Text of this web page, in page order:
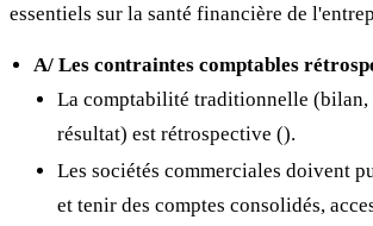
essentiels sur la santé financière de
A/ Les contraintes comptables
La comptabilité traditionnelle (bilan,
résultat) est rétrospective ().
Les sociétés commerciales doivent
et tenir des comptes consolidés,